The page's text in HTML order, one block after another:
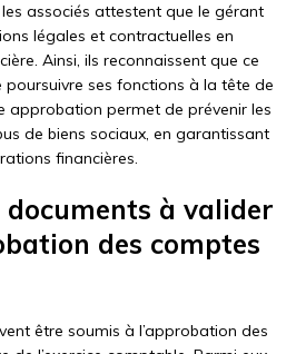
associés attestent que le gérant
légales et contractuelles en
Ainsi, ils reconnaissent que ce
poursuivre ses fonctions à la tête de
approbation permet de prévenir les
de biens sociaux, en garantissant
financières.
documents à valider
des comptes
être soumis à l’approbation des